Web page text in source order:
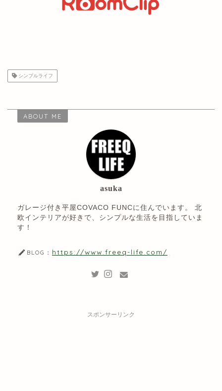
シンプルライフ
ABOUT ME
asuka
ガレージ付き平屋COVACO FUNCに住んでいます。 北
欧インテリアが好きで、シンプルな生活を目指していま
す！
BLOG： https://www.freeq-life.com/
スポンサーリンク